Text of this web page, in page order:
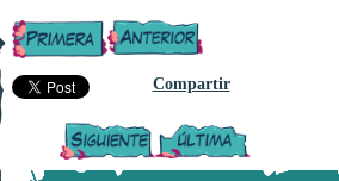
Compartir